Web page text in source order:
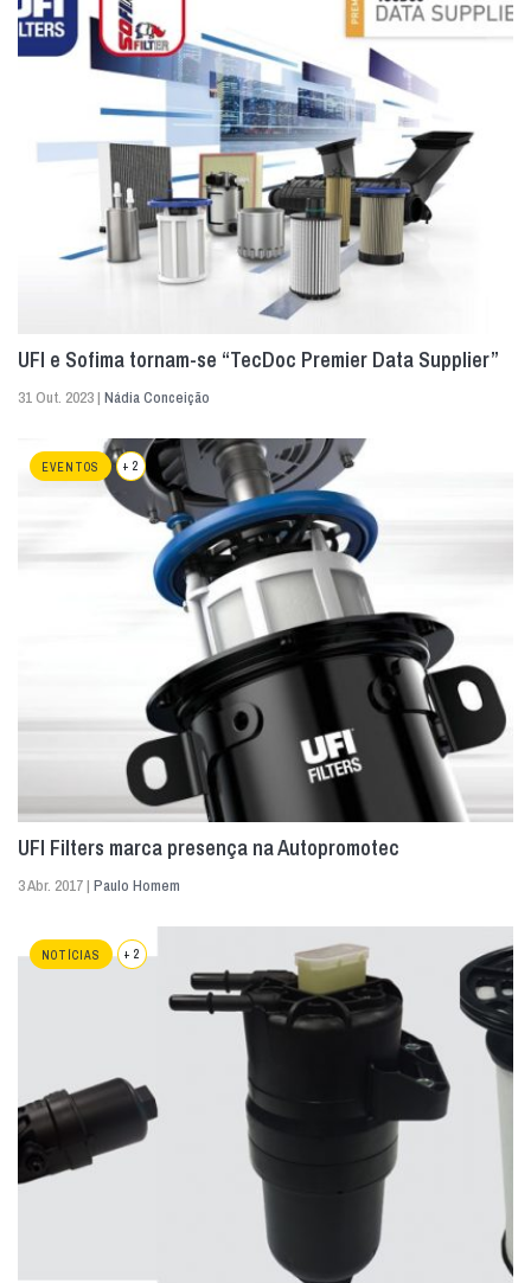
UFI e Sofima tornam-se “TecDoc Premier Data Supplier”
31 Out. 2023 | Nádia Conceição
EVENTOS + 2
UFI Filters marca presença na Autopromotec
3 Abr. 2017 | Paulo Homem
NOTÍCIAS + 2